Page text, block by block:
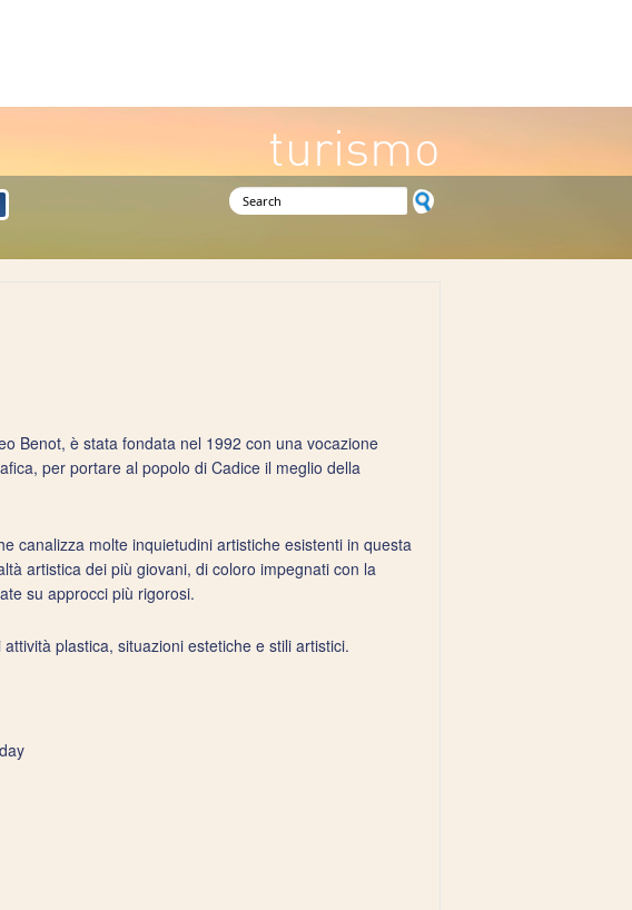
turismo
Search form
Benot, è stata fondata nel 1992 con una vocazione
per portare al popolo di Cadice il meglio della
canalizza molte inquietudini artistiche esistenti in questa
artistica dei più giovani, di coloro impegnati con la
su approcci più rigorosi.
plastica, situazioni estetiche e stili artistici.